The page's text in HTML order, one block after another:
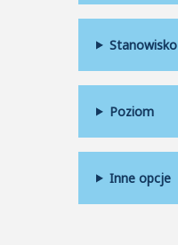
Stanowisko
Poziom
Inne opcje